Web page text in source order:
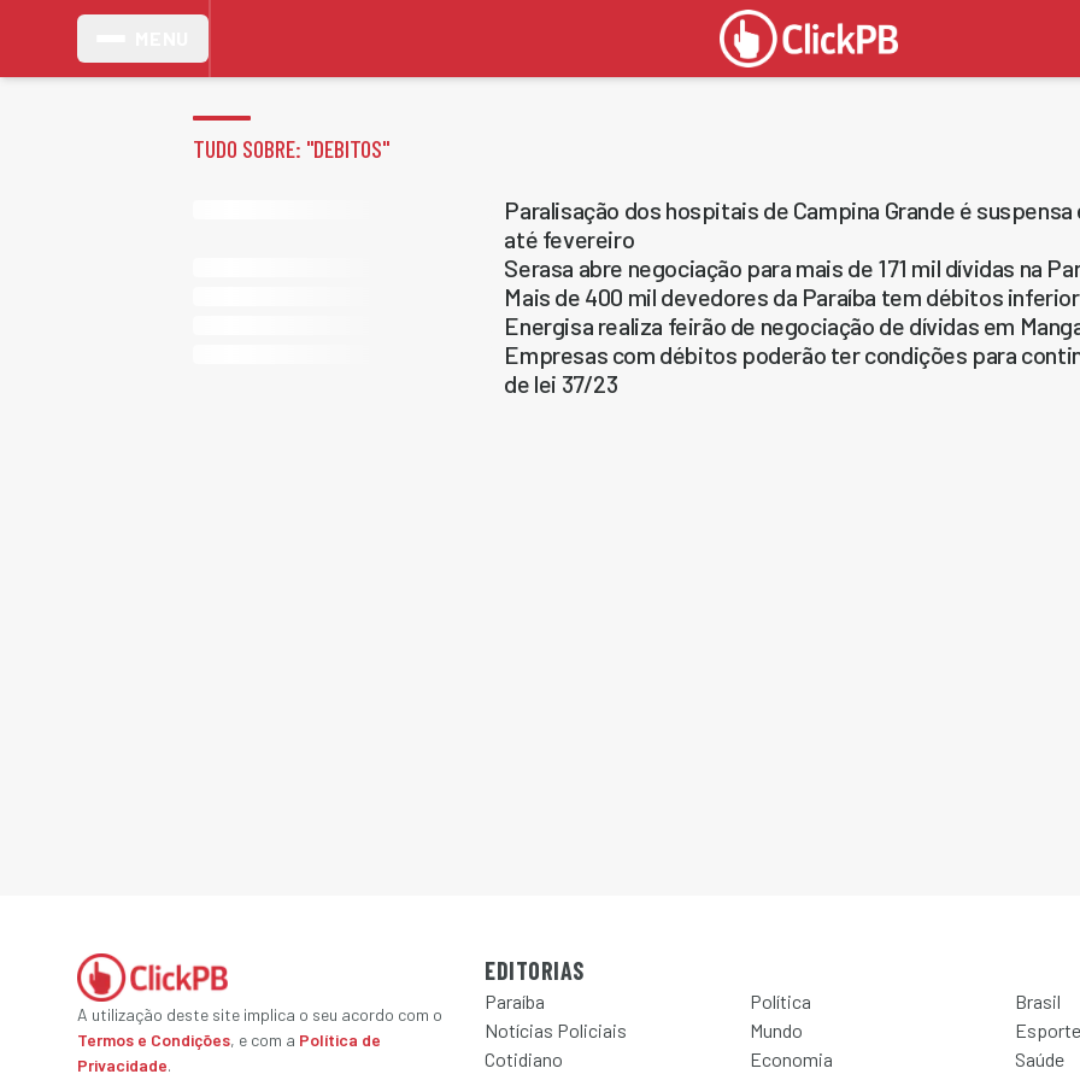
TUDO SOBRE: "DEBITOS"
Paralisação dos hospitais de Campina Grande é
até fevereiro
Serasa abre negociação para mais de 171 mil dívidas na
Mais de 400 mil devedores da Paraíba tem débitos
Energisa realiza feirão de negociação de dívidas em
Empresas com débitos poderão ter condições para
de lei 37/23
A utilização deste site implica o seu acordo com o
Termos e Condições, e com a Política de
Privacidade.
EDITORIAS
Paraíba Política
Brasil
Notícias Policiais
Mundo
Esporte
Cotidiano
Economia
Saúde